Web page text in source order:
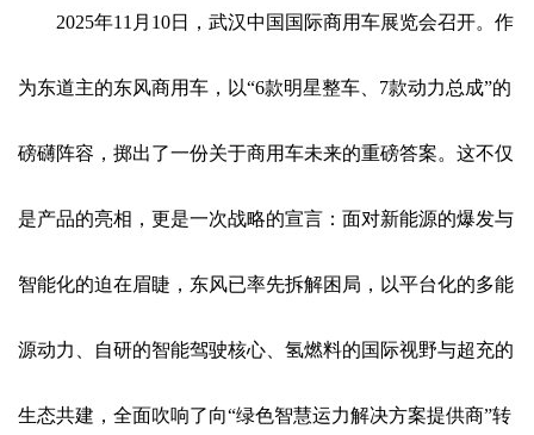
2025年11月10日，武汉中国国际商用车展览会召开。作
为东道主的东风商用车，以“6款明星整车、7款动力总成”的
磅礴阵容，掷出了一份关于商用车未来的重磅答案。这不仅
是产品的亮相，更是一次战略的宣言：面对新能源的爆发与
智能化的迫在眉睫，东风已率先拆解困局，以平台化的多能
源动力、自研的智能驾驶核心、氢燃料的国际视野与超充的
生态共建，全面吹响了向“绿色智慧运力解决方案提供商”转